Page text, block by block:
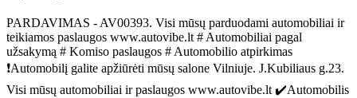
PARDAVIMAS - AV00393. Visi mūsų parduodami automobiliai ir
teikiamos paslaugos www.autovibe.lt # Automobiliai pagal
užsakymą # Komiso paslaugos # Automobilio atpirkimas
❗Automobilį galite apžiūrėti mūsų salone Vilniuje. J.Kubiliaus g.23.
Visi mūsų automobiliai ir paslaugos www.autovibe.lt ✔️Automobilis